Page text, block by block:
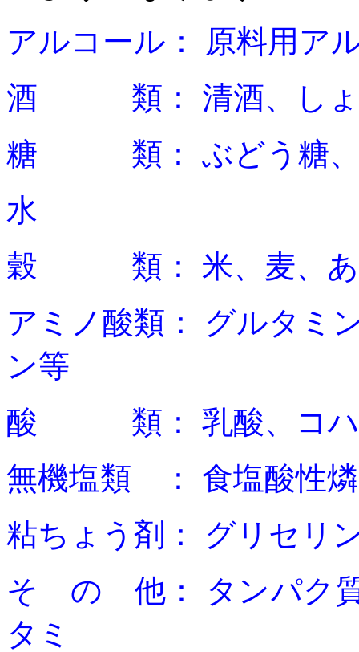
アルコール：
原料用ア
酒 類：
清酒、し
糖 類：
ぶどう糖
水
穀 類：
米、麦、
アミノ酸類：
グルタミ
ン等
酸 類：
乳酸、コ
無機塩類 ：
食塩酸性
粘ちょう剤：
グリセリ
そ の 他：
タンパク
タミ